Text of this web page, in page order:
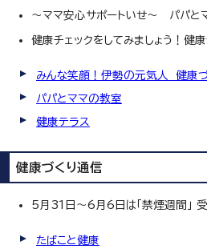
～ママ安心サポートいせ～ パパと
健康チェックをしてみましょう！健
みんな笑顔！伊勢の元気人 健康づ
パパとママの教室
健康テラス
健康づくり通信
5月31日～6月6日は「禁煙週間」
たばこと健康